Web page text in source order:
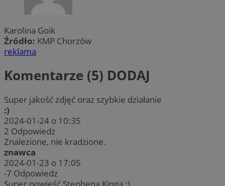
Karolina Goik
Źródło: KMP Chorzów
reklama
Komentarze (5) DODAJ
Super jakość zdjęć oraz szybkie działanie
:)
2024-01-24 o 10:35
2 Odpowiedz
Znalezione, nie kradzione.
znawca
2024-01-23 o 17:05
-7 Odpowiedz
Super powieść Stephena Kinga :)